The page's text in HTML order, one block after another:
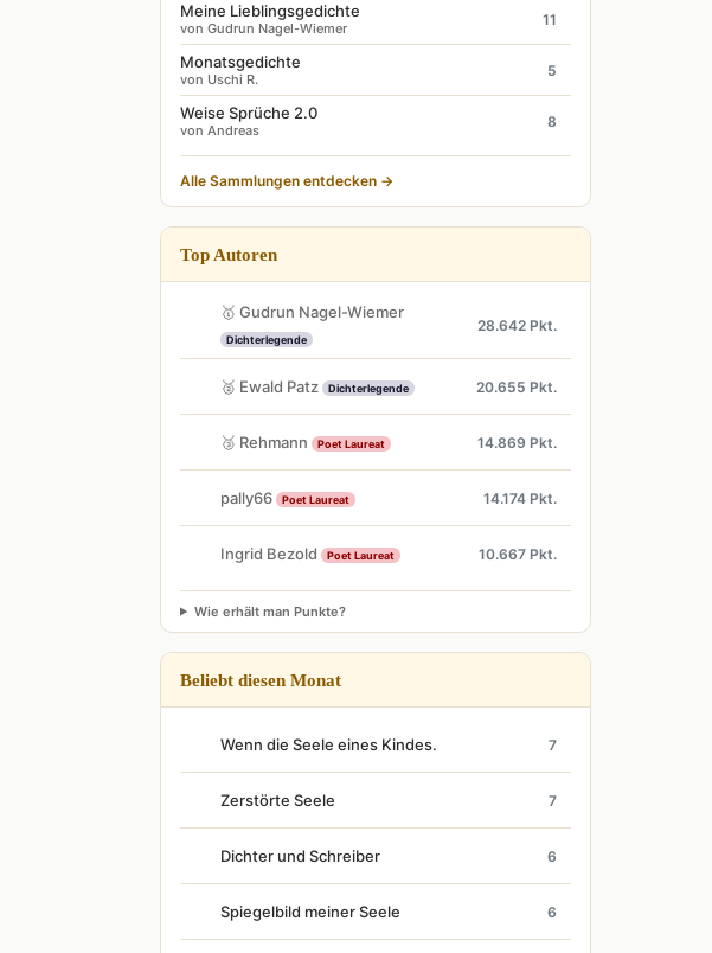
Meine Lieblingsgedichte
von Gudrun Nagel-Wiemer
11
Monatsgedichte
von Uschi R.
5
Weise Sprüche 2.0
von Andreas
8
Alle Sammlungen entdecken →
Top Autoren
🥇 Gudrun Nagel-Wiemer
Dichterlegende
28.642 Pkt.
🥈 Ewald Patz Dichterlegende 20.655 Pkt.
🥉 Rehmann Poet Laureat 14.869 Pkt.
pally66 Poet Laureat 14.174 Pkt.
Ingrid Bezold Poet Laureat 10.667 Pkt.
Wie erhält man Punkte?
Beliebt diesen Monat
Wenn die Seele eines Kindes. 7
Zerstörte Seele 7
Dichter und Schreiber 6
Spiegelbild meiner Seele 6